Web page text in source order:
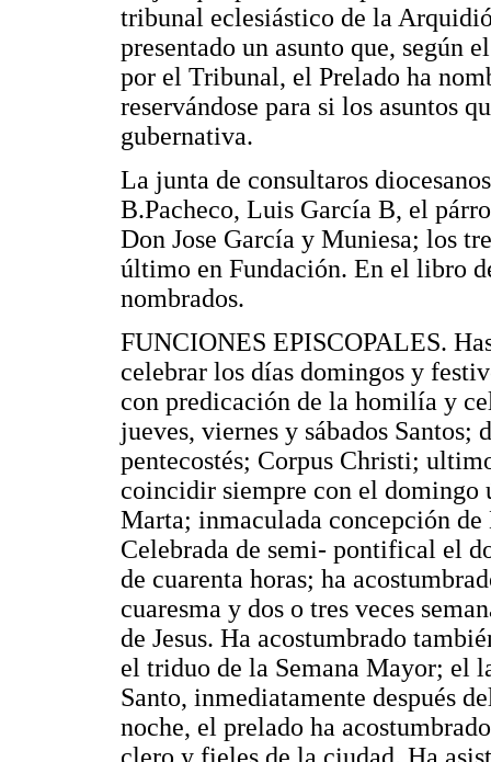
tribunal eclesiástico de la
presentado un asunto que, según
por el Tribunal, el Prelado ha
reservándose para si los asuntos
gubernativa.
La junta de consultaros
B.Pacheco, Luis García B, el
Don Jose García y Muniesa; los
último en Fundación. En el libro
nombrados.
FUNCIONES EPISCOPALES.
celebrar los días domingos y
con predicación de la homilía y
jueves, viernes y sábados Santos;
pentecostés; Corpus Christi;
coincidir siempre con el domingo
Marta; inmaculada concepción
Celebrada de semi- pontifical el
de cuarenta horas; ha
cuaresma y dos o tres veces
de Jesus. Ha acostumbrado
el triduo de la Semana Mayor; el
Santo, inmediatamente después
noche, el prelado ha
clero y fieles de la ciudad. Ha